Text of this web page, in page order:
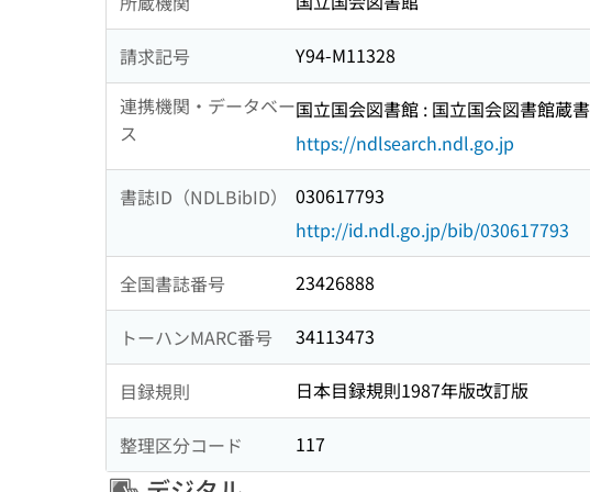
請求記号
Y94-M11328
連携機関・データベー
ス
国立国会図書館 : 国立国会図書館蔵書
https://ndlsearch.ndl.go.jp
書誌ID（NDLBibID）
030617793
http://id.ndl.go.jp/bib/030617793
全国書誌番号 23426888
トーハンMARC番号 34113473
目録規則 日本目録規則1987年版改訂版
整理区分コード 117